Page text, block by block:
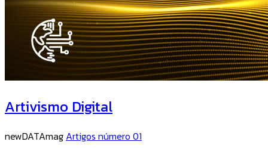
Artivismo Digital
newDATAmag Artigos número 01